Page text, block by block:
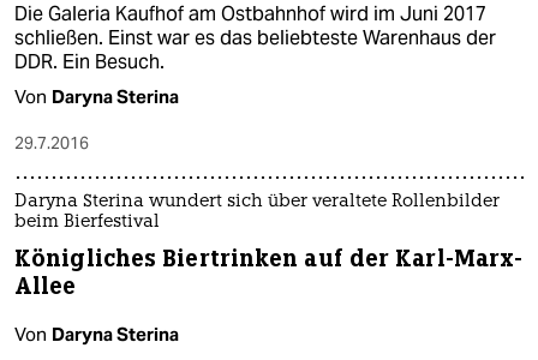
Die Galeria Kaufhof am Ostbahnhof wird im Juni 2017
schließen. Einst war es das beliebteste Warenhaus der
DDR. Ein Besuch.
Von Daryna Sterina
29.7.2016
Daryna Sterina wundert sich über veraltete Rollenbilder
beim Bierfestival
Königliches Biertrinken auf der Karl-Marx-
Allee
Von Daryna Sterina